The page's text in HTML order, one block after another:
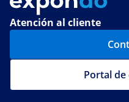
Atención al cliente
Portal